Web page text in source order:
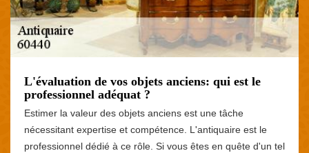
L'évaluation de vos objets anciens: qui est le
professionnel adéquat ?
Estimer la valeur des objets anciens est une tâche
nécessitant expertise et compétence. L'antiquaire est le
professionnel dédié à ce rôle. Si vous êtes en quête d'un tel